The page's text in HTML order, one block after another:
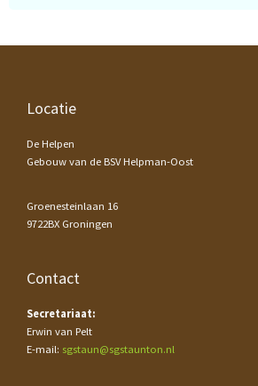
Footer
Locatie
De Helpen
Gebouw van de BSV Helpman-Oost
Groenesteinlaan 16
9722BX Groningen
Contact
Secretariaat:
Erwin van Pelt
E-mail: sgstaun@sgstaunton.nl